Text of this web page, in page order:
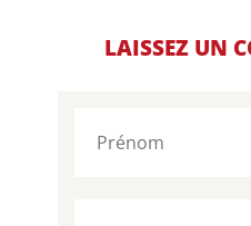
LAISSEZ UN